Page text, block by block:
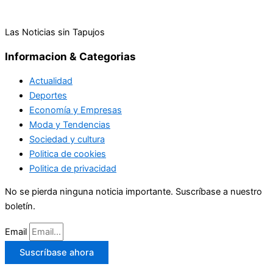
Las Noticias sin Tapujos
Informacion & Categorias
Actualidad
Deportes
Economía y Empresas
Moda y Tendencias
Sociedad y cultura
Politica de cookies
Politica de privacidad
No se pierda ninguna noticia importante. Suscríbase a nuestro
boletín.
Email
Suscríbase ahora